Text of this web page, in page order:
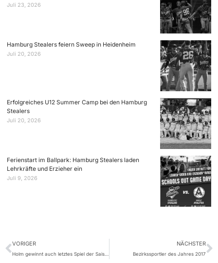
Juli 23, 2026
Hamburg Stealers feiern Sweep in Heidenheim
Juli 20, 2026
Erfolgreiches U12 Summer Camp bei den Hamburg
Stealers
Juli 20, 2026
Ferienstart im Ballpark: Hamburg Stealers laden
Lehrkräfte und Erzieher ein
Juli 9, 2026
VORIGER NÄCHSTER
Bezirkssportler des Jahres 2017